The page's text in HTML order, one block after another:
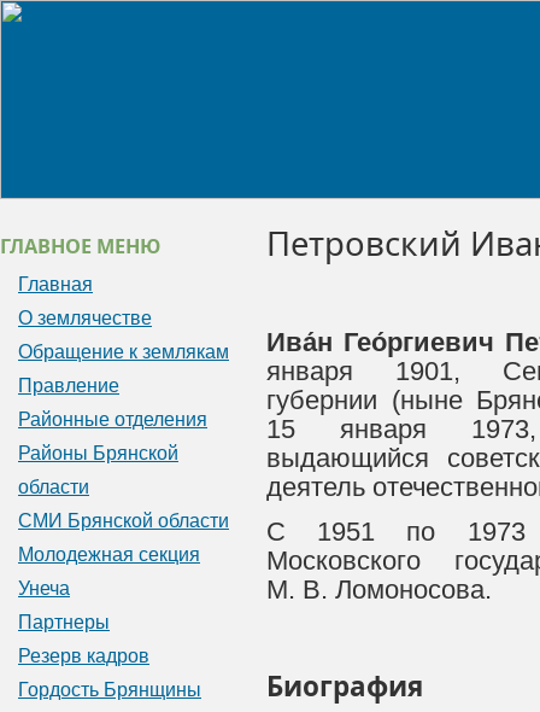
Петровский
Ива́н Гео́ргиевич
января 1901,
губернии (ныне
15 января
выдающийся
деятель
С 1951 по 1973
Московского
М. В. Ломоносова.
Биография
ГЛАВНОЕ МЕНЮ
Главная
О землячестве
Обращение к землякам
Правление
Районные отделения
Районы Брянской
области
СМИ Брянской области
Молодежная секция
Унеча
Партнеры
Резерв кадров
Гордость Брянщины